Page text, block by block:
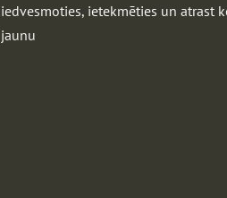
iedvesmoties, ietekmēties un atrast
jaunu